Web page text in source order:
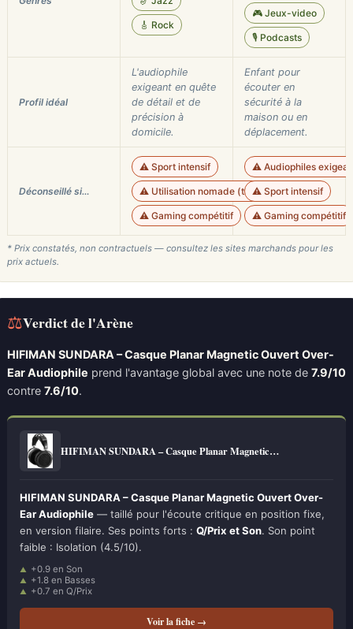
🎸 Rock
🎮 Jeux-video
🎙️ Podcasts
Profil idéal
L'audiophile
exigeant en quête
de détail et de
précision à
domicile.
Enfant pour
écouter en
sécurité à la
maison ou en
déplacement.
Déconseillé si…
⚠️ Sport intensif
⚠️ Utilisation nomade (transport)
⚠️ Gaming compétitif
⚠️ Audiophiles
⚠️ Sport intensif
⚠️ Gaming compétitif
* Prix constatés, non contractuels — consultez les sites marchands pour les
prix actuels.
⚖Verdict de l'Arène
HIFIMAN SUNDARA – Casque Planar Magnetic Ouvert Over-
Ear Audiophile prend l'avantage global avec une note de 7.9/10
contre 7.6/10.
HIFIMAN SUNDARA – Casque Planar Magnetic…
HIFIMAN SUNDARA – Casque Planar Magnetic Ouvert Over-
Ear Audiophile — taillé pour l'écoute critique en position fixe,
en version filaire. Ses points forts : Q/Prix et Son. Son point
faible : Isolation (4.5/10).
+0.9 en Son
+1.8 en Basses
+0.7 en Q/Prix
Voir la fiche →